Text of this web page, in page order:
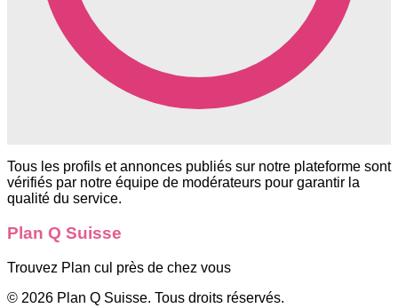
Tous les profils et annonces publiés sur notre plateforme sont
vérifiés par notre équipe de modérateurs pour garantir la
qualité du service.
Plan Q Suisse
Trouvez Plan cul près de chez vous
© 2026 Plan Q Suisse. Tous droits réservés.